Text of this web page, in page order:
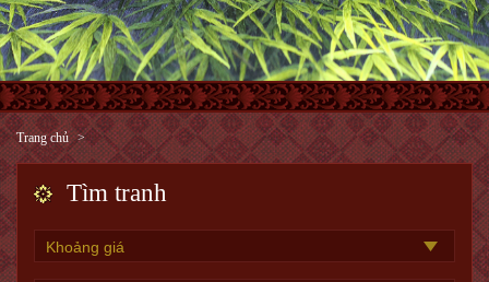
Trang chủ
Tìm tranh